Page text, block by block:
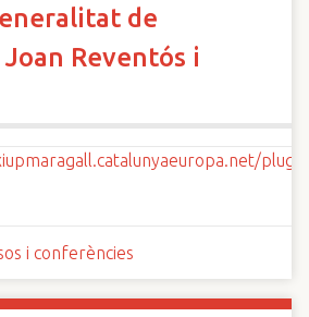
de
Reventós i
i conferències